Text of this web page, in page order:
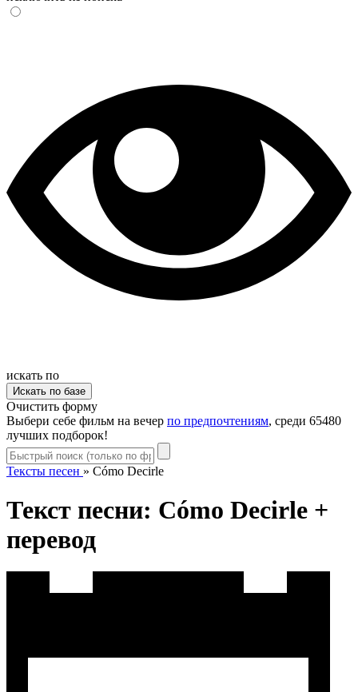
искать по
Очистить форму
Выбери себе фильм на вечер по предпочтениям, среди 65480
лучших подборок!
Тексты песен » Cómo Decirle
Текст песни: Cómo Decirle +
перевод